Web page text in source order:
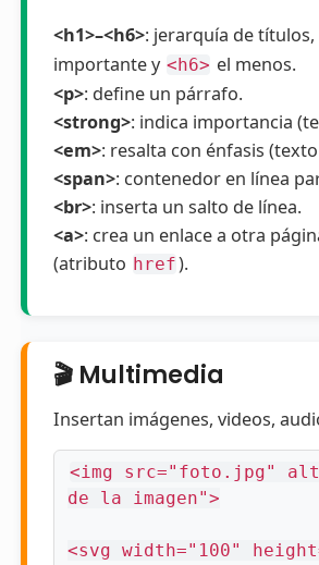
<h1>–<h6>: jerarquía de títulos,
importante y <h6> el menos.
<p>: define un párrafo.
<strong>: indica importancia
<em>: resalta con énfasis
<span>: contenedor en línea
<br>: inserta un salto de línea.
<a>: crea un enlace a otra
(atributo href).
🎬 Multimedia
Insertan imágenes, videos,
<img src="foto.jpg"
de la imagen">
<svg width="100"